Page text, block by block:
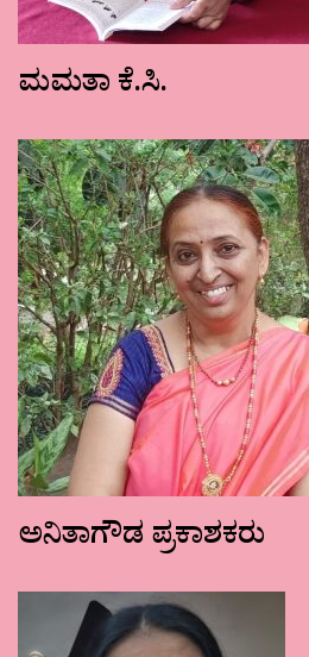
ಮಮತಾ ಕೆ.ಸಿ.
ಅನಿತಾಗೌಡ ಪ್ರಕಾಶಕರು